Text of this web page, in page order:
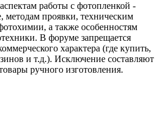
работы с фотопленкой -
методам проявки, техническим
а также особенностям
В форуме запрещается
характера (где купить,
и т.д.). Исключение составляют
ручного изготовления.